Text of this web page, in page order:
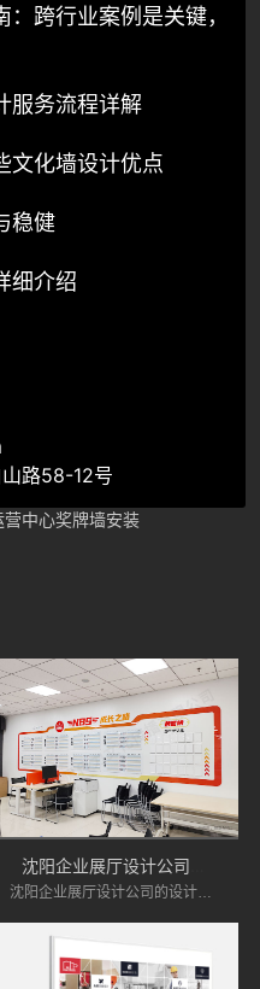
跨行业案例是关键，
服务流程详解
文化墙设计优点
稳健
细介绍
路58-12号
中心奖牌墙安装